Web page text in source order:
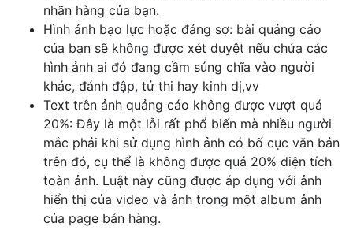
nhãn hàng của bạn.
Hình ảnh bạo lực hoặc đáng sợ: bài quảng cáo
của bạn sẽ không được xét duyệt nếu chứa các
hình ảnh ai đó đang cầm súng chĩa vào người
khác, đánh đập, tử thi hay kinh dị,vv
Text trên ảnh quảng cáo không được vượt quá
20%: Đây là một lỗi rất phổ biến mà nhiều người
mắc phải khi sử dụng hình ảnh có bố cục văn bản
trên đó, cụ thể là không được quá 20% diện tích
toàn ảnh. Luật này cũng được áp dụng với ảnh
hiển thị của video và ảnh trong một album ảnh
của page bán hàng.